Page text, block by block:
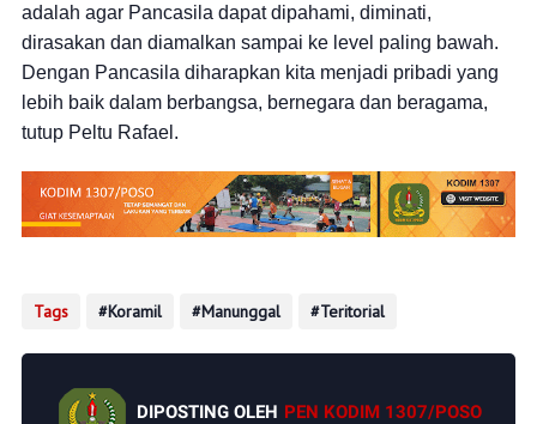
adalah agar Pancasila dapat dipahami, diminati,
dirasakan dan diamalkan sampai ke level paling bawah.
Dengan Pancasila diharapkan kita menjadi pribadi yang
lebih baik dalam berbangsa, bernegara dan beragama,
tutup Peltu Rafael.
Tags Koramil Manunggal Teritorial
DIPOSTING OLEH PEN KODIM 1307/POSO